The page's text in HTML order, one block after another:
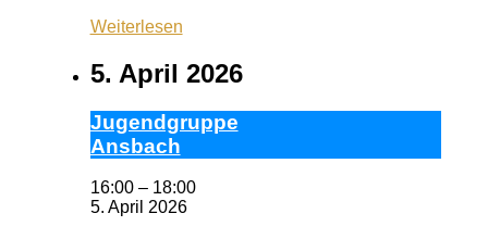
Weiterlesen
5. April 2026
Ju­gend­grup­pe
Ans­bach
16:00 – 18:00
5. April 2026